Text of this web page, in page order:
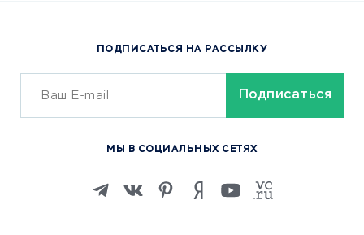
Сервисы доставки
ОБУЧЕНИЕ И РАБОТА
Изучение иностранных
ПОДПИСАТЬСЯ НА РАССЫЛКУ
МЫ В СОЦИАЛЬНЫХ СЕТЯХ